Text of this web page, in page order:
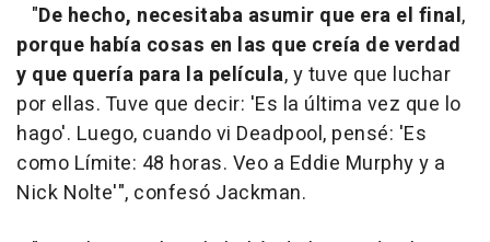
"De hecho, necesitaba asumir que era el final,
porque había cosas en las que creía de verdad
y que quería para la película, y tuve que luchar
por ellas. Tuve que decir: 'Es la última vez que lo
hago'. Luego, cuando vi Deadpool, pensé: 'Es
como Límite: 48 horas. Veo a Eddie Murphy y a
Nick Nolte'", confesó Jackman.